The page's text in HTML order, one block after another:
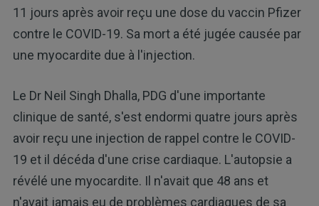
11 jours après avoir reçu une dose du vaccin Pfizer
contre le COVID-19. Sa mort a été jugée causée par
une myocardite due à l'injection.
Le Dr Neil Singh Dhalla, PDG d'une importante
clinique de santé, s'est endormi quatre jours après
avoir reçu une injection de rappel contre le COVID-
19 et il décéda d'une crise cardiaque. L'autopsie a
révélé une myocardite. Il n'avait que 48 ans et
n'avait jamais eu de problèmes cardiaques de sa